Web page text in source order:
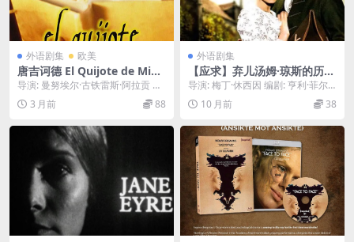
外语剧集 欧美
唐吉诃德 El Quijote de Migu
el de Cervantes (1991)
导演: 曼努埃尔·古铁雷斯·阿拉贡 主
演: 费尔南多·雷伊 / 阿尔弗雷多·兰
达...3 月前 88
外语剧集
【应求】弃儿汤姆·琼斯的历史
The History of Tom Jones,
a Foundling (1997)
导演: 梅丁·休西因 编剧: 亨利·菲尔
丁 / 西蒙·布尔克 主演: 马克思·比...
10 月前 38